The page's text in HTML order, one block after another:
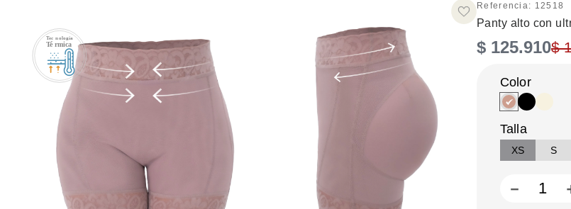
Referencia: 12518
Panty alto con
$ 125.910$
Talla
XS S
－